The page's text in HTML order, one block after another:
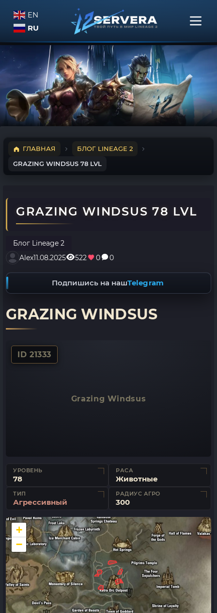
EN
RU
ГЛАВНАЯ
БЛОГ LINEAGE 2
GRAZING WINDSUS 78 LVL
GRAZING WINDSUS 78 LVL
Блог Lineage 2
Alex11.08.2025 522 0 0
Подпишись на нашTelegram
GRAZING WINDSUS
ID 21333
Grazing Windsus
УРОВЕНЬ
78
РАСА
Животные
ТИП
Агрессивный
РАДИУС АГРО
300
+
−